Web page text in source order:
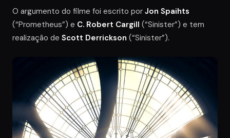
O argumento do filme foi escrito por Jon Spaihts
(“Prometheus”) e C. Robert Cargill (“Sinister”) e tem
realização de Scott Derrickson (“Sinister”).